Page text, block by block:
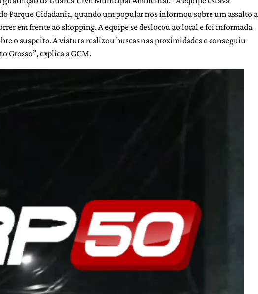
Parque Cidadania, quando um popular nos informou sobre um assalto a
em frente ao shopping. A equipe se deslocou ao local e foi informada
o suspeito. A viatura realizou buscas nas proximidades e conseguiu
Grosso”, explica a GCM.